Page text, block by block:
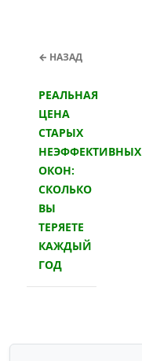
← НАЗАД
РЕАЛЬНАЯ
ЦЕНА
СТАРЫХ
НЕЭФФЕКТИВНЫХ
ОКОН:
СКОЛЬКО
ВЫ
ТЕРЯЕТЕ
КАЖДЫЙ
ГОД